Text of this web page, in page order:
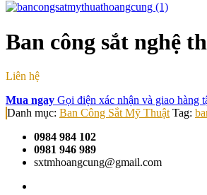
Ban công sắt nghệ
Liên hệ
Mua ngay Gọi điện xác nhận và giao hàng
Danh mục: Ban Công Sắt Mỹ Thuật Tag:
0984 984 102
0981 946 989
sxtmhoangcung@gmail.com